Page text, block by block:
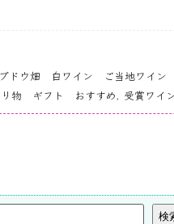
ブドウ畑 白ワイン ご当地ワイ
物 ギフト おすすめ, 受賞ワイ
検